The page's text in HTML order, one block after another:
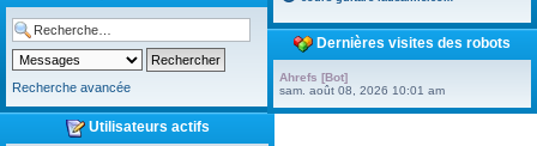
Recherche avancée
Utilisateurs actifs
Dernières visites des robots
Ahrefs [Bot]
sam. août 08, 2026 10:01 am